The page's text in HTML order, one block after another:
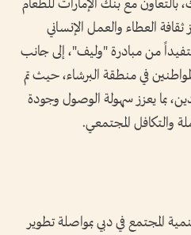
العطاء والعمل الإنساني
وشملت المبادرة 65 مستفيداً من مبادرة "وليف"، إلى جانب
في منطقة البرشاء، حيث تم
بما يعزز سهولة الوصول وجودة
والتكافل المجتمعي.
المجتمع في دبي بمواصلة تطوير